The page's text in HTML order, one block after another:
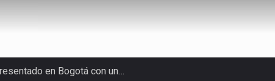
en Bogotá con un…